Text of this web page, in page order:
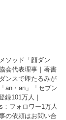
ソッド「顔ダン
会代表理事｜著書
ンスで即たるみが
an・an」「セブン
録101万人｜
：フォロワー1万人
の依頼はお問い合